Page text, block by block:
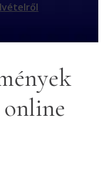
online